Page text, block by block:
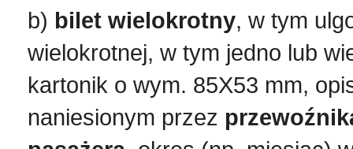
b) bilet wielokrotny, w tym
wielokrotnej, w tym jedno lub
kartonik o wym. 85X53 mm,
naniesionym przez